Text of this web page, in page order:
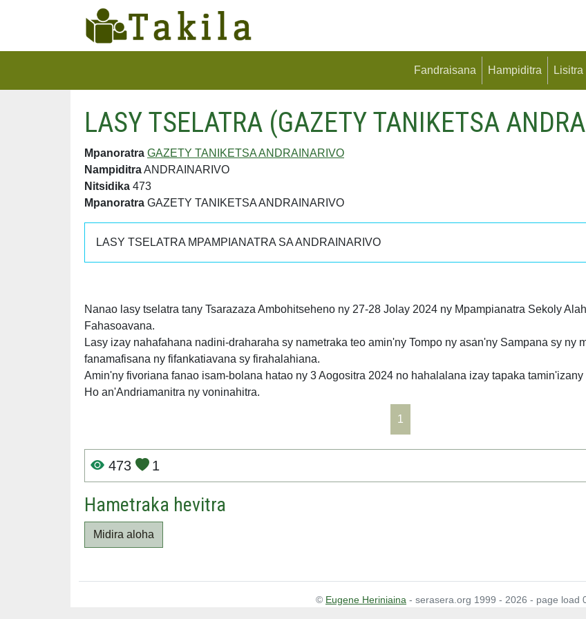
Fandraisana Hampiditra Lisitra
LASY TSELATRA (GAZETY TANIKETSA
Mpanoratra GAZETY TANIKETSA ANDRAINARIVO
NampiditraANDRAINARIVO
Nitsidika 473
Mpanoratra GAZETY TANIKETSA ANDRAINARIVO
LASY TSELATRA MPAMPIANATRA SA ANDRAINARIVO
Nanao lasy tselatra tany Tsarazaza Ambohitseheno ny 27-28 Jolay 2024 ny Mpampianatra Sekoly
Fahasoavana.
Lasy izay nahafahana nadini-draharaha sy nametraka teo amin'ny Tompo ny asan'ny Sampana sy ny
fanamafisana ny fifankatiavana sy firahalahiana.
Amin'ny fivoriana fanao isam-bolana hatao ny 3 Aogositra 2024 no hahalalana izay tapaka tamin'izany
Ho an'Andriamanitra ny voninahitra.
1
473 1
Hametraka hevitra
Midira aloha
© Eugene Heriniaina - serasera.org 1999 - 2026 - page load